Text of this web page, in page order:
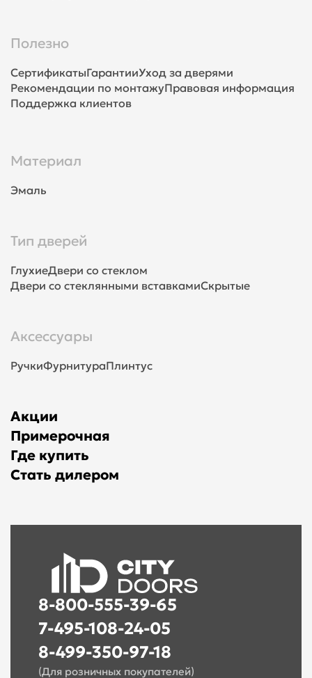
Полезно
СертификатыГарантииУход за дверями
Рекомендации по монтажуПравовая информация
Поддержка клиентов
Материал
Эмаль
Тип дверей
ГлухиеДвери со стеклом
Двери со стеклянными вставкамиСкрытые
Аксессуары
РучкиФурнитураПлинтус
Акции
Примерочная
Где купить
Стать дилером
8-800-555-39-65
7-495-108-24-05
8-499-350-97-18
(Для розничных покупателей)